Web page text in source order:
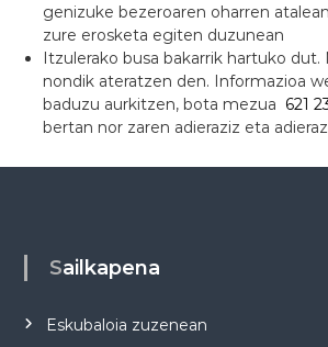
genizuke bezeroaren oharren
zure erosketa egiten duzunean
Itzulerako busa bakarrik hartuko
nondik ateratzen den. Informazioa
baduzu aurkitzen, bota mezua 621
bertan nor zaren adieraziz eta
Sailkapena
Eskubaloia zuzenean